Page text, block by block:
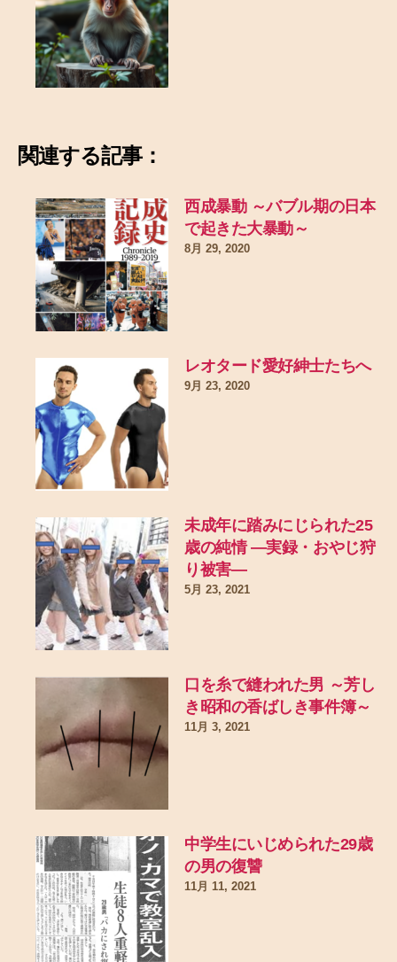
関連する記事：
西成暴動 ～バブル期の日本
で起きた大暴動～
8月 29, 2020
レオタード愛好紳士たちへ
9月 23, 2020
未成年に踏みにじられた25
歳の純情 ―実録・おやじ狩
り被害―
5月 23, 2021
口を糸で縫われた男 ～芳し
き昭和の香ばしき事件簿～
11月 3, 2021
中学生にいじめられた29歳
の男の復讐
11月 11, 2021